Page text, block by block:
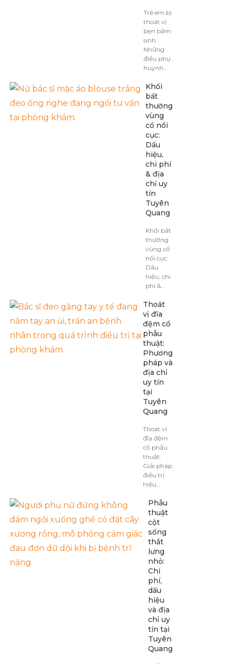
Trẻ em bị
thoát vị
bẹn bẩm
sinh:
Những
điều phụ
huynh…
Khối
bất
thường
vùng
cổ nổi
cục:
Dấu
hiệu,
chi phí
& địa
chỉ uy
tín
Tuyên
Quang
Khối bất
thường
vùng cổ
nổi cục:
Dấu
hiệu, chi
phí &…
Thoát
vị đĩa
đệm cổ
phẫu
thuật:
Phương
pháp và
địa chỉ
uy tín
tại
Tuyên
Quang
Thoát vị
đĩa đệm
cổ phẫu
thuật:
Giải pháp
điều trị
hiệu…
Phẫu
thuật
cột
sống
thắt
lưng
nhỏ:
Chi
phí,
dấu
hiệu
và địa
chỉ uy
tín tại
Tuyên
Quang